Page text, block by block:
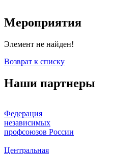
Мероприятия
Элемент не найден!
Возврат к списку
Наши партнеры
Федерация
независимых
профсоюзов России
Центральная